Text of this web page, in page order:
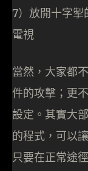
7）放開十字掣
電視
當然，大家都
件的攻擊；更
設定。其實大
的程式，可以
只要在正常途